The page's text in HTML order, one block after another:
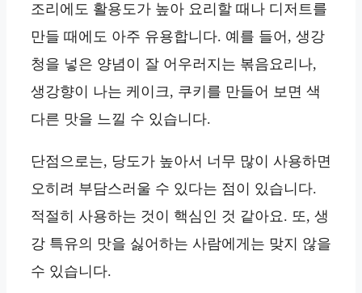
조리에도 활용도가 높아 요리할 때나 디저트를
만들 때에도 아주 유용합니다. 예를 들어, 생강
청을 넣은 양념이 잘 어우러지는 볶음요리나,
생강향이 나는 케이크, 쿠키를 만들어 보면 색
다른 맛을 느낄 수 있습니다.
단점으로는, 당도가 높아서 너무 많이 사용하면
오히려 부담스러울 수 있다는 점이 있습니다.
적절히 사용하는 것이 핵심인 것 같아요. 또, 생
강 특유의 맛을 싫어하는 사람에게는 맞지 않을
수 있습니다.